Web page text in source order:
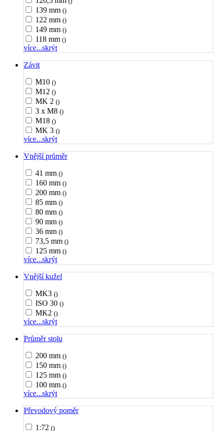
139 mm ()
122 mm ()
149 mm ()
118 mm ()
více...skrýt
Závit
M10 ()
M12 ()
MK 2 ()
3 x M8 ()
M18 ()
MK 3 ()
více...skrýt
Vnější průměr
41 mm ()
160 mm ()
200 mm ()
85 mm ()
80 mm ()
90 mm ()
36 mm ()
73,5 mm ()
125 mm ()
více...skrýt
Vnější kužel
MK3 ()
ISO 30 ()
MK2 ()
více...skrýt
Průměr stolu
200 mm ()
150 mm ()
125 mm ()
100 mm ()
více...skrýt
Převodový poměr
1:72 ()